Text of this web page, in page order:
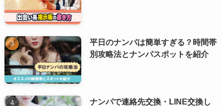
平日のナンパは簡単すぎる？時間帯
別攻略法とナンパスポットを紹介
ナンパで連絡先交換・LINE交換し